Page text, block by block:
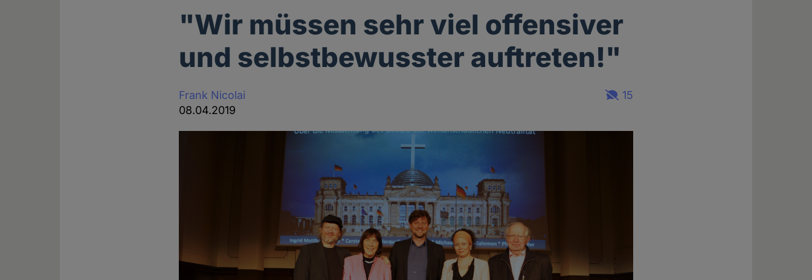
"Wir müssen sehr viel offensiver
und selbstbewusster auftreten!"
Frank Nicolai
08.04.2019
15